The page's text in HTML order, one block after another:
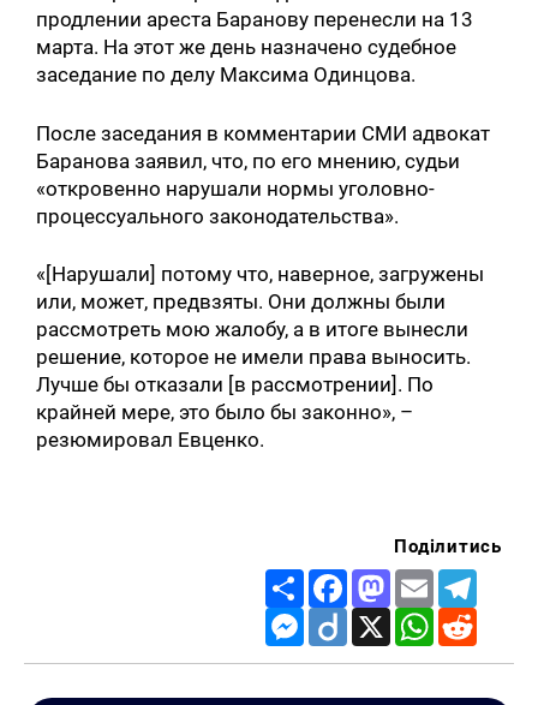
Искать:
продлении ареста Баранову перенесли на 13
марта. На этот же день назначено судебное
заседание по делу Максима Одинцова.
После заседания в комментарии СМИ адвокат
Баранова заявил, что, по его мнению, судьи
«откровенно нарушали нормы уголовно-
процессуального законодательства».
«[Нарушали] потому что, наверное, загружены
или, может, предвзяты. Они должны были
рассмотреть мою жалобу, а в итоге вынесли
решение, которое не имели права выносить.
Лучше бы отказали [в рассмотрении]. По
крайней мере, это было бы законно», –
резюмировал Евценко.
Поділитись
Share FacebookMastodon
Email
Messenger
Diigo X WhatsApp